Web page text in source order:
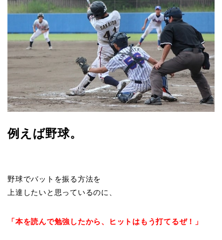
例えば野球。
野球でバットを振る方法を
上達したいと思っているのに、
「本を読んで勉強したから、ヒットはもう打てるぜ！」